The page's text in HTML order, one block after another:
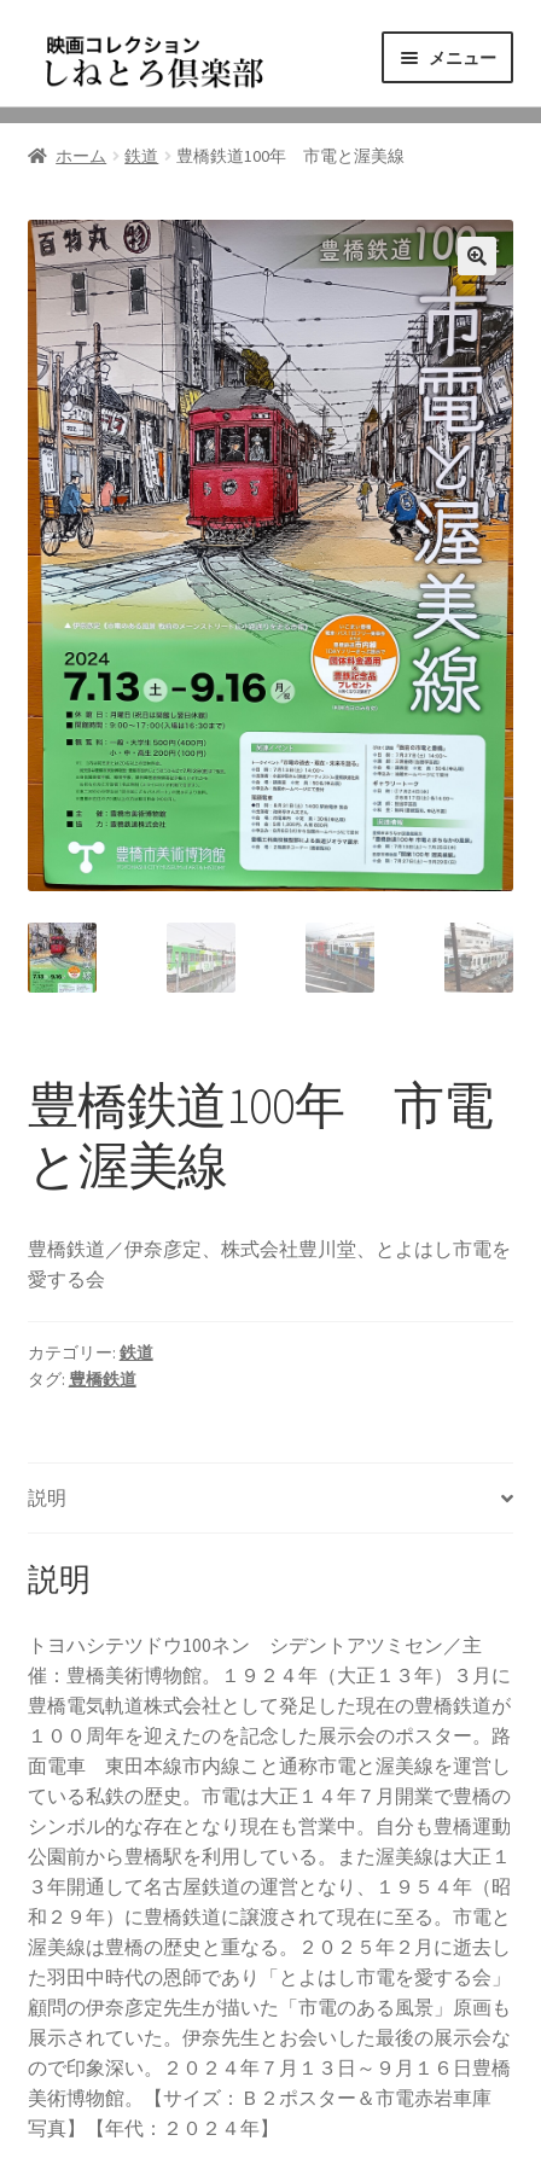
ゲ
シ
ン
へ
ス
ッ
プ
テ
ツ
ス
キ
ッ
メニュー
ニュース
東三河の映画館
しねとろ倶楽部について
リンクの旅
ホーム 鉄道 豊橋鉄道100年 市電と渥美線
豊橋鉄道100年 市電
と渥美線
豊橋鉄道／伊奈彦定、株式会社豊川堂、とよはし市電を
愛する会
カテゴリー: 鉄道
タグ: 豊橋鉄道
説明
説明
トヨハシテツドウ100ネン シデントアツミセン／主
催：豊橋美術博物館。１９２４年（大正１３年）３月に
豊橋電気軌道株式会社として発足した現在の豊橋鉄道が
１００周年を迎えたのを記念した展示会のポスター。路
面電車 東田本線市内線こと通称市電と渥美線を運営し
ている私鉄の歴史。市電は大正１４年７月開業で豊橋の
シンボル的な存在となり現在も営業中。自分も豊橋運動
公園前から豊橋駅を利用している。また渥美線は大正１
３年開通して名古屋鉄道の運営となり、１９５４年（昭
和２９年）に豊橋鉄道に譲渡されて現在に至る。市電と
渥美線は豊橋の歴史と重なる。２０２５年２月に逝去し
た羽田中時代の恩師であり「とよはし市電を愛する会」
顧問の伊奈彦定先生が描いた「市電のある風景」原画も
展示されていた。伊奈先生とお会いした最後の展示会な
ので印象深い。２０２４年７月１３日～９月１６日豊橋
美術博物館。【サイズ：Ｂ２ポスター＆市電赤岩車庫
写真】【年代：２０２４年】